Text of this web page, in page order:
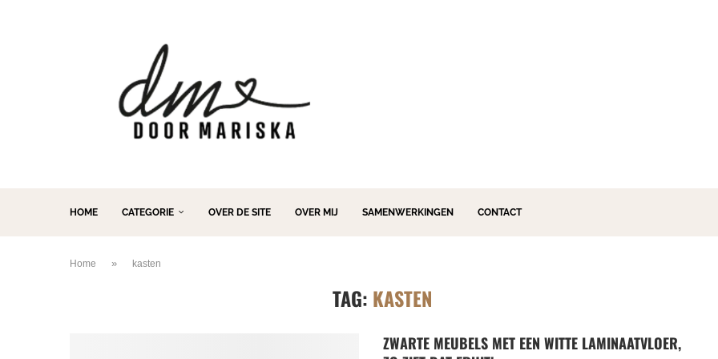
HOME CATEGORIE OVER DE SITE OVER MIJ SAMENWERKINGEN CONTACT
Home » kasten
TAG: KASTEN
ZWARTE MEUBELS MET EEN WITTE LAMINAATVLOER,